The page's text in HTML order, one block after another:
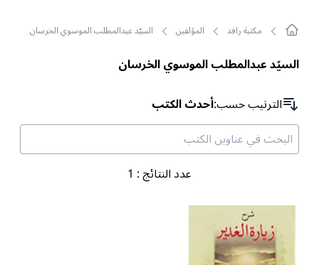
مکتبة رافد المؤلفين السيّد عبدالمطلب الموسوي الخرسان
السيّد عبدالمطلب الموسوي الخرسان
الترتیب حسب:أحدث الكتب
عدد النتائج:
1